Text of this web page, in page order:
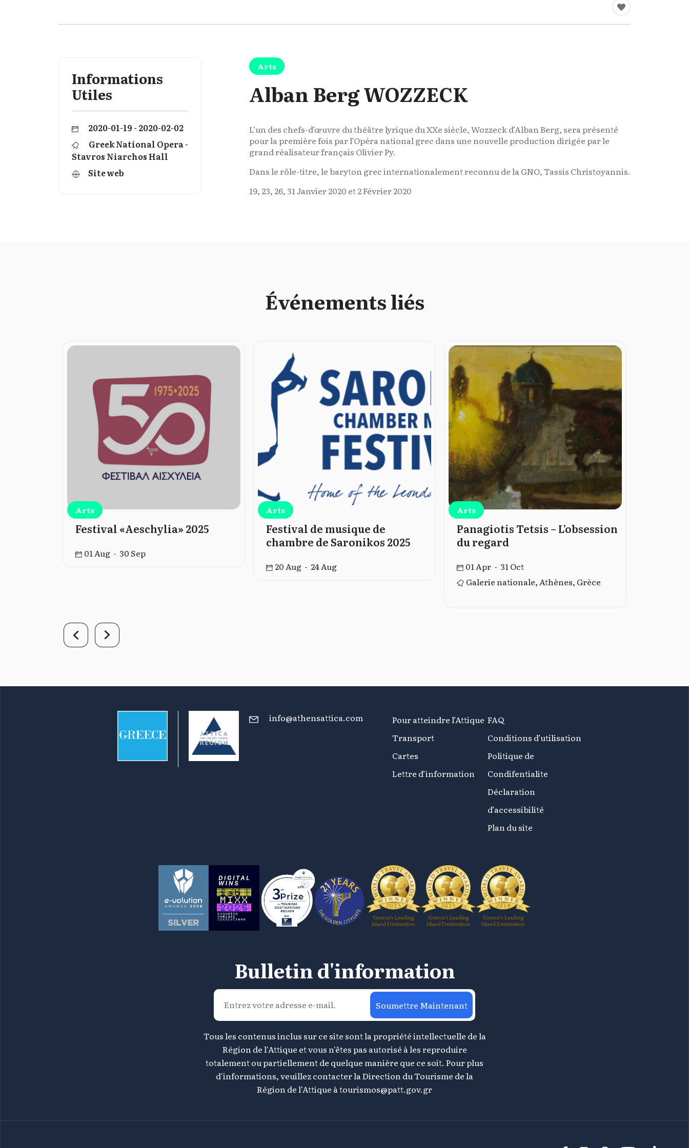
Informations
Utiles
2020-01-19 - 2020-02-02
Greek National Opera -
Stavros Niarchos Hall
Site web
Arts
Alban Berg WOZZECK
L’un des chefs-d’œuvre du théâtre lyrique du XXe siècle, Wozzeck d’Alban Berg, sera présenté
pour la première fois par l’Opéra national grec dans une nouvelle production dirigée par le
grand réalisateur français Olivier Py.
Dans le rôle-titre, le baryton grec internationalement reconnu de la GNO, Tassis Christoyannis.
19, 23, 26, 31 Janvier 2020 et 2 Février 2020
Événements liés
Arts
Festival «Aeschylia» 2025
01 Aug - 30 Sep
Arts
Festival de musique de
chambre de Saronikos 2025
20 Aug - 24 Aug
Arts
Panagiotis Tetsis – L’obsession
du regard
01 Apr - 31 Oct
Galerie nationale, Athènes, Grèce
info@athensattica.com
Pour atteindre l’Attique
Transport
Cartes
Lettre d’information
FAQ
Conditions d’utilisation
Politique de
Condifentialite
Déclaration
d’accessibilité
Plan du site
Bulletin d'information
Soumettre Maintenant
Tous les contenus inclus sur ce site sont la propriété intellectuelle de la
Région de l'Attique et vous n'êtes pas autorisé à les reproduire
totalement ou partiellement de quelque manière que ce soit. Pour plus
d'informations, veuillez contacter la Direction du Tourisme de la
Région de l'Attique àtourismos@patt.gov.gr